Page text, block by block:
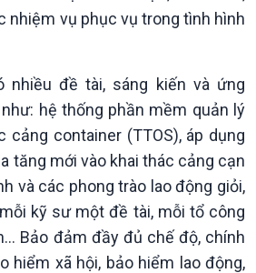
Tin Nông nghiệp & Biển
đảo
Mùa vàng
Biển đảo Việt Nam
Tâm tình biên giới và hải
đảo
Tìm hiểu biển, đảo Việt
Nam
nhiệm vụ phục vụ trong tình hình
nhiều đề tài, sáng kiến và ứng
hệ thống phần mềm quản lý
cảng container (TTOS), áp dụng
tăng mới vào khai thác cảng cạn
và các phong trào lao động giỏi,
kỹ sư một đề tài, mỗi tổ công
Bảo đảm đầy đủ chế độ, chính
hiểm xã hội, bảo hiểm lao động,